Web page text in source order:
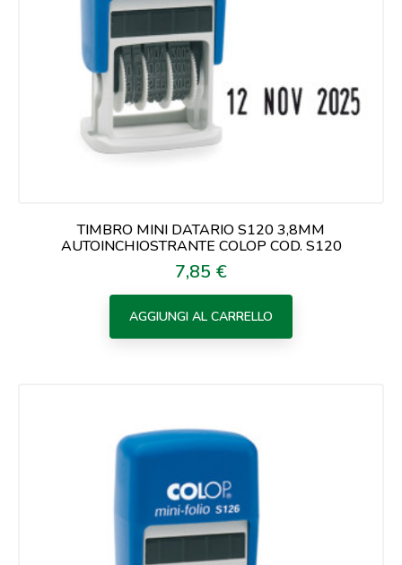
TIMBRO MINI DATARIO S120 3,8MM
AUTOINCHIOSTRANTE COLOP COD. S120
Prezzo
7,85 €
AGGIUNGI AL CARRELLO